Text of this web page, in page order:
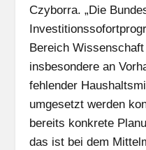
Czyborra. „Die
Bereich
insbesondere an
fehlender
umgesetzt werden
bereits konkrete
das ist bei dem